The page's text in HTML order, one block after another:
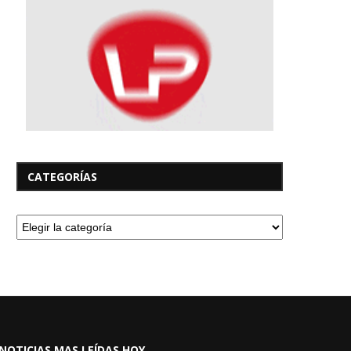
CATEGORÍAS